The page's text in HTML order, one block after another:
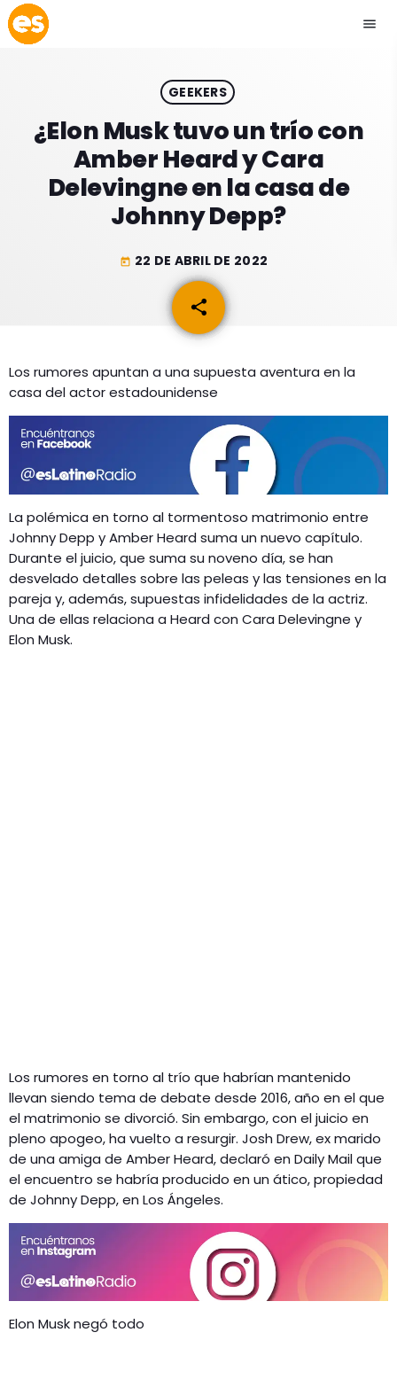
menu
play_arrow EMISIÓN LA PAZ
EMISIÓN COCHABAMBA
ESLATINO NEWS
ESPECTÁCULOS
GEEKERS
MÚSICA
INICIO
RADIO SPLENDID
CONTACTO
GEEKERS
¿Elon Musk tuvo un trío con
Amber Heard y Cara
Delevingne en la casa de
Johnny Depp?
today 22 DE ABRIL DE 2022
share
email
Los rumores apuntan a una supuesta aventura en la
casa del actor estadounidense
La polémica en torno al tormentoso matrimonio entre
Johnny Depp y Amber Heard suma un nuevo capítulo.
Durante el juicio, que suma su noveno día, se han
desvelado detalles sobre las peleas y las tensiones en la
pareja y, además, supuestas infidelidades de la actriz.
Una de ellas relaciona a Heard con Cara Delevingne y
Elon Musk.
Los rumores en torno al trío que habrían mantenido
llevan siendo tema de debate desde 2016, año en el que
el matrimonio se divorció. Sin embargo, con el juicio en
pleno apogeo, ha vuelto a resurgir. Josh Drew, ex marido
de una amiga de Amber Heard, declaró en Daily Mail que
el encuentro se habría producido en un ático, propiedad
de Johnny Depp, en Los Ángeles.
Elon Musk negó todo